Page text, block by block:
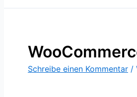
Schreibe einen Kommentar /